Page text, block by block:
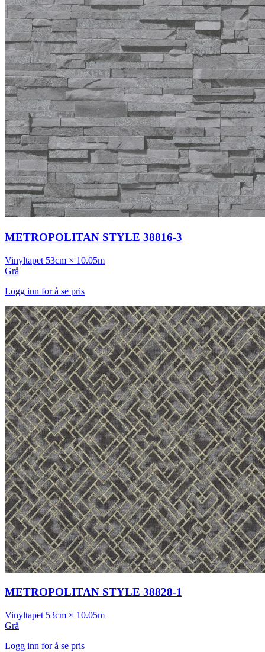
METROPOLITAN STYLE 38816-3
Vinyltapet 53cm × 10.05m
Grå
Logg inn for å se pris
METROPOLITAN STYLE 38828-1
Vinyltapet 53cm × 10.05m
Grå
Logg inn for å se pris